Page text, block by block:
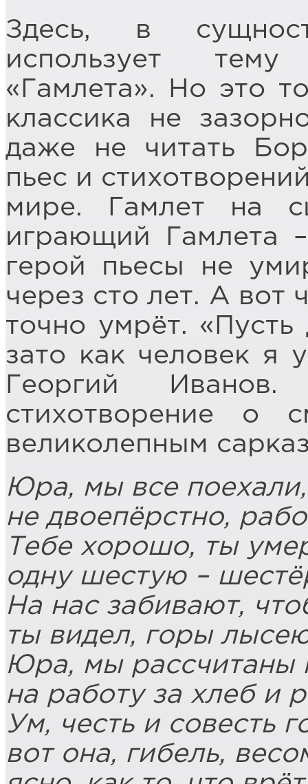
Здесь, в
использует тему
«Гамлета». Но это
классика не
даже не читать
пьес и
мире. Гамлет на
играющий Гамлета
герой пьесы не
через сто лет. А вот
точно умрёт.
зато как человек я
Георгий
стихотворение о
великолепным
Юра, мы все
не двоепёрстно,
Тебе хорошо, ты
одну шестую –
На нас забивают,
ты видел, горы
Юра, мы рассчитаны
на работу за хлеб и
Ум, честь и совесть
вот она, гибель,